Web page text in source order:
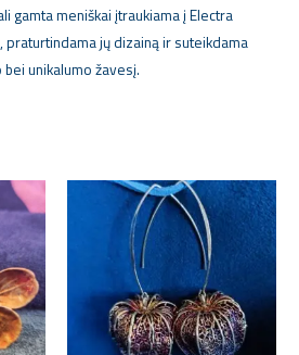
gamta meniškai įtraukiama į Electra
praturtindama jų dizainą ir suteikdama
unikalumo žavesį.